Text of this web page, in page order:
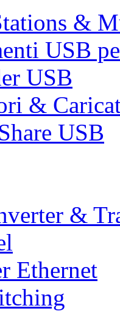
&
USB
USB
&
USB
&
Ethernet